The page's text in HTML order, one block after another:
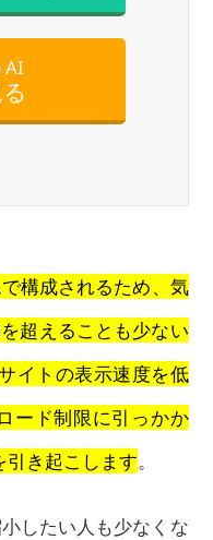
AI
構成されるため、気
超えることも少ない
イトの表示速度を低
ード制限に引っかか
引き起こします。
したい人も少なくな